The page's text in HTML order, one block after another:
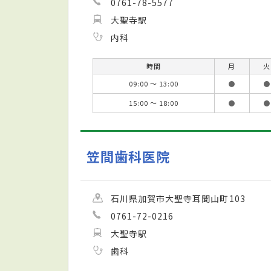
大聖寺駅
内科
時間 月 火
09:00 ～ 13:00
● ●
15:00 ～ 18:00
● ●
笠間歯科医院
石川県加賀市大聖寺耳聞山町103
0761-72-0216
大聖寺駅
歯科